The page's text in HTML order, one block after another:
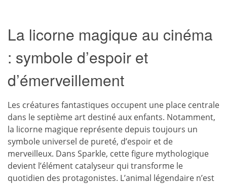
La licorne magique au cinéma
: symbole d’espoir et
d’émerveillement
Les créatures fantastiques occupent une place centrale
dans le septième art destiné aux enfants. Notamment,
la licorne magique représente depuis toujours un
symbole universel de pureté, d’espoir et de
merveilleux. Dans Sparkle, cette figure mythologique
devient l’élément catalyseur qui transforme le
quotidien des protagonistes. L’animal légendaire n’est